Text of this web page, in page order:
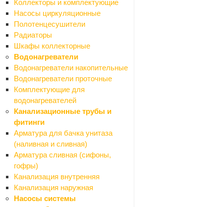
Коллекторы и комплектующие
Насосы циркуляционные
Полотенцесушители
Радиаторы
Шкафы коллекторные
Водонагреватели
Водонагреватели накопительные
Водонагреватели проточные
Комплектующие для
водонагревателей
Канализационные трубы и
фитинги
Арматура для бачка унитаза
(наливная и сливная)
Арматура сливная (сифоны,
гофры)
Канализация внутренняя
Канализация наружная
Насосы системы
Сетки тканные
Стеклоткань
Средства для укладки плитки
Назад
Средства для укладки плитки
Крестики для кафеля и СВП
Люки ревизионные
Профили для плитки
Столярные изделия
Назад
Столярные изделия
Брус, доска
Двери и комплектующие
Полки мебельные
Щиты мебельные
Строительные блоки
Сухие смеси
Назад